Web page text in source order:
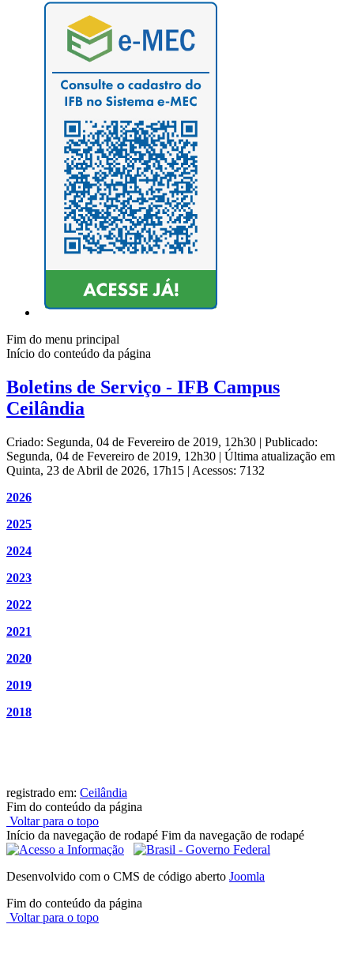
Fim do menu principal
Início do conteúdo da página
Boletins de Serviço - IFB Campus
Ceilândia
Criado: Segunda, 04 de Fevereiro de 2019, 12h30 | Publicado:
Segunda, 04 de Fevereiro de 2019, 12h30 | Última atualização em
Quinta, 23 de Abril de 2026, 17h15 | Acessos: 7132
2026
2025
2024
2023
2022
2021
2020
2019
2018
registrado em: Ceilândia
Fim do conteúdo da página
Voltar para o topo
Início da navegação de rodapé Fim da navegação de rodapé
Desenvolvido com o CMS de código aberto Joomla
Fim do conteúdo da página
Voltar para o topo